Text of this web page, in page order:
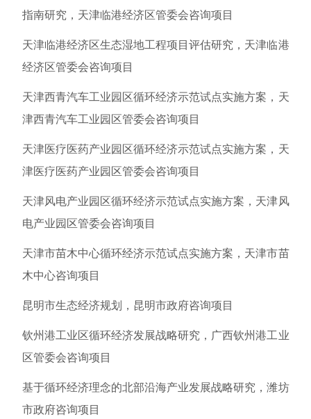
指南研究，天津临港经济区管委会咨询项目
天津临港经济区生态湿地工程项目评估研究，天津临港
经济区管委会咨询项目
天津西青汽车工业园区循环经济示范试点实施方案，天
津西青汽车工业园区管委会咨询项目
天津医疗医药产业园区循环经济示范试点实施方案，天
津医疗医药产业园区管委会咨询项目
天津风电产业园区循环经济示范试点实施方案，天津风
电产业园区管委会咨询项目
天津市苗木中心循环经济示范试点实施方案，天津市苗
木中心咨询项目
昆明市生态经济规划，昆明市政府咨询项目
钦州港工业区循环经济发展战略研究，广西钦州港工业
区管委会咨询项目
基于循环经济理念的北部沿海产业发展战略研究，潍坊
市政府咨询项目